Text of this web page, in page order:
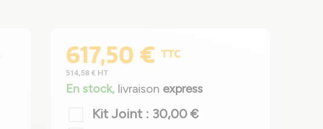
617,50 € TTC
514,58 € HT
En stock, livraison express
Kit Joint : 30,00 €